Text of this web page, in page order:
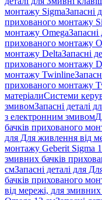
монтажу SigmaЗапасні
прихованого монтажу
монтажу OmegaЗапасні
прихованого монтажу
монтажу DeltaЗапасні
прихованого монтажу
монтажу Twinline
прихованого монтажу
матеріалиСистеми
змивомЗапасні деталі
з електронним змивом
бачків прихованого
для Для живлення від
монтажу Geberit Sigma
змивних бачків
смЗапасні деталі для
бачків прихованого
від мережі, для